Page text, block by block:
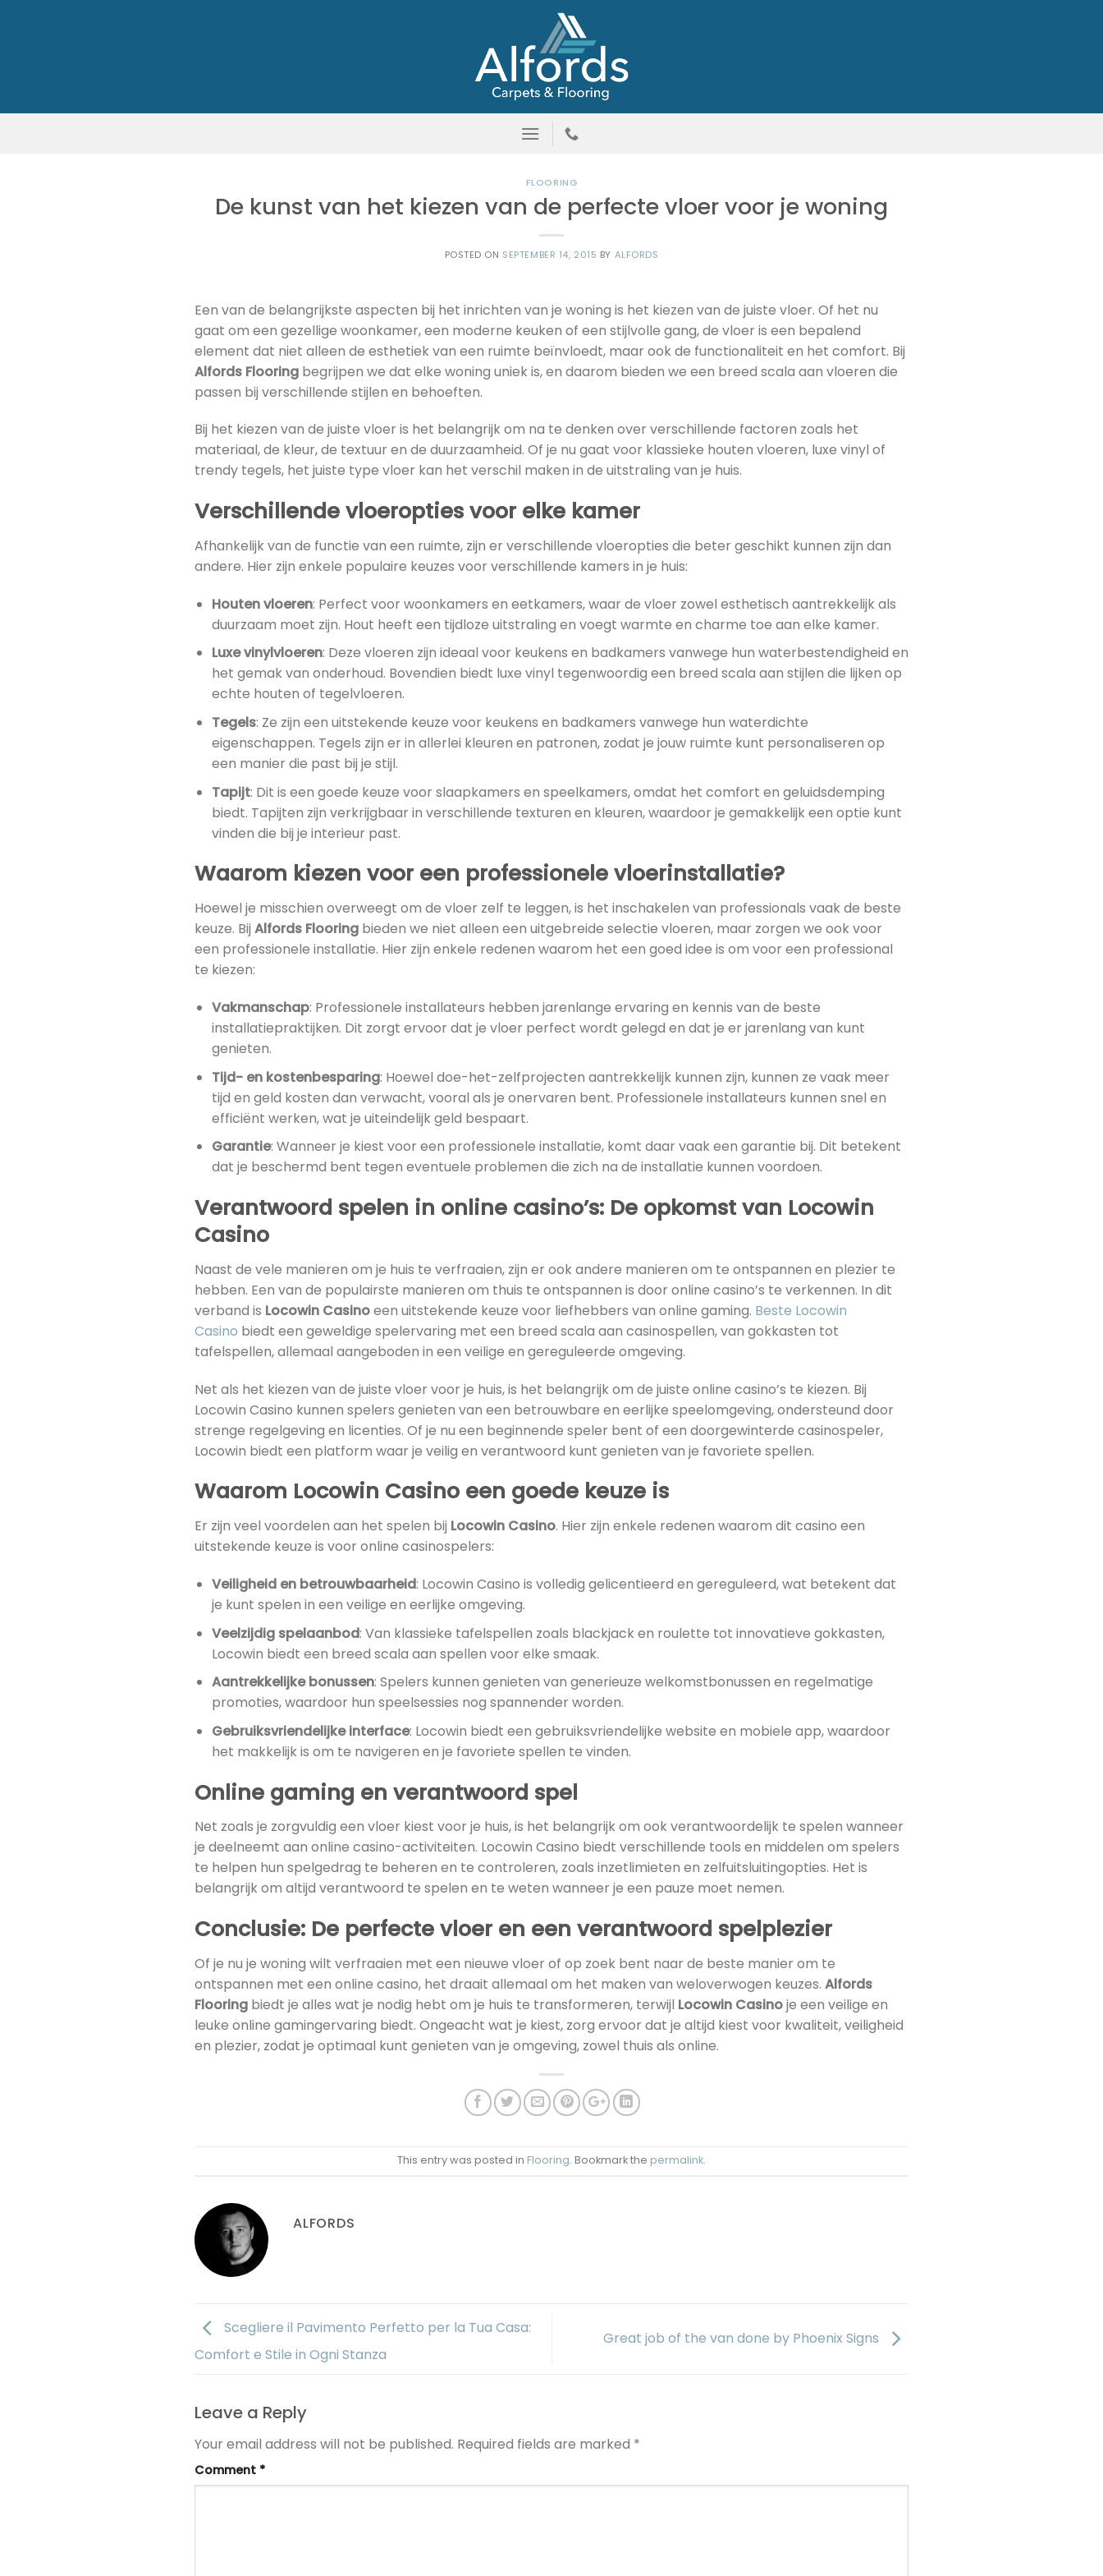
FLOORING
De kunst van het kiezen van de perfecte vloer voor je woning
POSTED ON SEPTEMBER 14, 2015 BY ALFORDS
Een van de belangrijkste aspecten bij het inrichten van je woning is het kiezen van de juiste vloer. Of het nu
gaat om een gezellige woonkamer, een moderne keuken of een stijlvolle gang, de vloer is een bepalend
element dat niet alleen de esthetiek van een ruimte beïnvloedt, maar ook de functionaliteit en het comfort. Bij
Alfords Flooring begrijpen we dat elke woning uniek is, en daarom bieden we een breed scala aan vloeren die
passen bij verschillende stijlen en behoeften.
Bij het kiezen van de juiste vloer is het belangrijk om na te denken over verschillende factoren zoals het
materiaal, de kleur, de textuur en de duurzaamheid. Of je nu gaat voor klassieke houten vloeren, luxe vinyl of
trendy tegels, het juiste type vloer kan het verschil maken in de uitstraling van je huis.
Verschillende vloeropties voor elke kamer
Afhankelijk van de functie van een ruimte, zijn er verschillende vloeropties die beter geschikt kunnen zijn dan
andere. Hier zijn enkele populaire keuzes voor verschillende kamers in je huis:
Houten vloeren: Perfect voor woonkamers en eetkamers, waar de vloer zowel esthetisch aantrekkelijk als
duurzaam moet zijn. Hout heeft een tijdloze uitstraling en voegt warmte en charme toe aan elke kamer.
Luxe vinylvloeren: Deze vloeren zijn ideaal voor keukens en badkamers vanwege hun waterbestendigheid en
het gemak van onderhoud. Bovendien biedt luxe vinyl tegenwoordig een breed scala aan stijlen die lijken op
echte houten of tegelvloeren.
Tegels: Ze zijn een uitstekende keuze voor keukens en badkamers vanwege hun waterdichte
eigenschappen. Tegels zijn er in allerlei kleuren en patronen, zodat je jouw ruimte kunt personaliseren op
een manier die past bij je stijl.
Tapijt: Dit is een goede keuze voor slaapkamers en speelkamers, omdat het comfort en geluidsdemping
biedt. Tapijten zijn verkrijgbaar in verschillende texturen en kleuren, waardoor je gemakkelijk een optie kunt
vinden die bij je interieur past.
Waarom kiezen voor een professionele vloerinstallatie?
Hoewel je misschien overweegt om de vloer zelf te leggen, is het inschakelen van professionals vaak de beste
keuze. Bij Alfords Flooring bieden we niet alleen een uitgebreide selectie vloeren, maar zorgen we ook voor
een professionele installatie. Hier zijn enkele redenen waarom het een goed idee is om voor een professional
te kiezen:
Vakmanschap: Professionele installateurs hebben jarenlange ervaring en kennis van de beste
installatiepraktijken. Dit zorgt ervoor dat je vloer perfect wordt gelegd en dat je er jarenlang van kunt
genieten.
Tijd- en kostenbesparing: Hoewel doe-het-zelfprojecten aantrekkelijk kunnen zijn, kunnen ze vaak meer
tijd en geld kosten dan verwacht, vooral als je onervaren bent. Professionele installateurs kunnen snel en
efficiënt werken, wat je uiteindelijk geld bespaart.
Garantie: Wanneer je kiest voor een professionele installatie, komt daar vaak een garantie bij. Dit betekent
dat je beschermd bent tegen eventuele problemen die zich na de installatie kunnen voordoen.
Verantwoord spelen in online casino’s: De opkomst van Locowin
Casino
Naast de vele manieren om je huis te verfraaien, zijn er ook andere manieren om te ontspannen en plezier te
hebben. Een van de populairste manieren om thuis te ontspannen is door online casino’s te verkennen. In dit
verband is Locowin Casinoeen uitstekende keuze voor liefhebbers van online gaming. Beste Locowin
Casino biedt een geweldige spelervaring met een breed scala aan casinospellen, van gokkasten tot
tafelspellen, allemaal aangeboden in een veilige en gereguleerde omgeving.
Net als het kiezen van de juiste vloer voor je huis, is het belangrijk om de juiste online casino’s te kiezen. Bij
Locowin Casino kunnen spelers genieten van een betrouwbare en eerlijke speelomgeving, ondersteund door
strenge regelgeving en licenties. Of je nu een beginnende speler bent of een doorgewinterde casinospeler,
Locowin biedt een platform waar je veilig en verantwoord kunt genieten van je favoriete spellen.
Waarom Locowin Casino een goede keuze is
Er zijn veel voordelen aan het spelen bij Locowin Casino. Hier zijn enkele redenen waarom dit casino een
uitstekende keuze is voor online casinospelers:
Veiligheid en betrouwbaarheid: Locowin Casino is volledig gelicentieerd en gereguleerd, wat betekent dat
je kunt spelen in een veilige en eerlijke omgeving.
Veelzijdig spelaanbod: Van klassieke tafelspellen zoals blackjack en roulette tot innovatieve gokkasten,
Locowin biedt een breed scala aan spellen voor elke smaak.
Aantrekkelijke bonussen: Spelers kunnen genieten van generieuze welkomstbonussen en regelmatige
promoties, waardoor hun speelsessies nog spannender worden.
Gebruiksvriendelijke interface: Locowin biedt een gebruiksvriendelijke website en mobiele app, waardoor
het makkelijk is om te navigeren en je favoriete spellen te vinden.
Online gaming en verantwoord spel
Net zoals je zorgvuldig een vloer kiest voor je huis, is het belangrijk om ook verantwoordelijk te spelen wanneer
je deelneemt aan online casino-activiteiten. Locowin Casino biedt verschillende tools en middelen om spelers
te helpen hun spelgedrag te beheren en te controleren, zoals inzetlimieten en zelfuitsluitingopties. Het is
belangrijk om altijd verantwoord te spelen en te weten wanneer je een pauze moet nemen.
Conclusie: De perfecte vloer en een verantwoord spelplezier
Of je nu je woning wilt verfraaien met een nieuwe vloer of op zoek bent naar de beste manier om te
ontspannen met een online casino, het draait allemaal om het maken van weloverwogen keuzes. Alfords
Flooring biedt je alles wat je nodig hebt om je huis te transformeren, terwijl Locowin Casinoje een veilige en
leuke online gamingervaring biedt. Ongeacht wat je kiest, zorg ervoor dat je altijd kiest voor kwaliteit, veiligheid
en plezier, zodat je optimaal kunt genieten van je omgeving, zowel thuis als online.
This entry was posted in Flooring. Bookmark the permalink.
ALFORDS
Scegliere il Pavimento Perfetto per la Tua Casa:
Comfort e Stile in Ogni Stanza
Great job of the van done by Phoenix Signs
Leave a Reply
Your email address will not be published. Required fields are marked *
Comment *